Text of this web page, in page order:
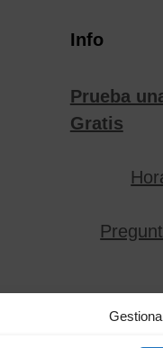
Info
Prueba
Gratis